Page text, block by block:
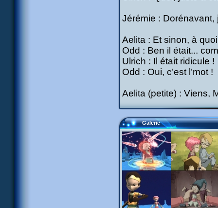
Jérémie : Dorénavant,
Aelita : Et sinon, à
Odd : Ben il était...
Ulrich : Il était ridicule !
Odd : Oui, c’est l’mot !
Aelita (petite) : Viens,
Galerie